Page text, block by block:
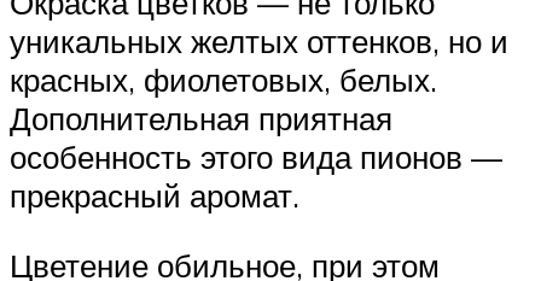
уникальных желтых оттенков, но и
красных, фиолетовых, белых.
Дополнительная приятная
особенность этого вида пионов —
прекрасный аромат.
Цветение обильное, при этом